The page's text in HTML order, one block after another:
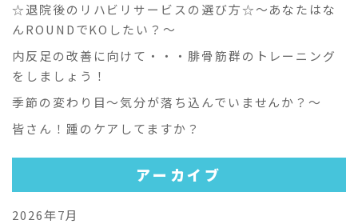
☆退院後のリハビリサービスの選び方☆～あなたはな
んROUNDでKOしたい？～
内反足の改善に向けて・・・腓骨筋群のトレーニング
をしましょう！
季節の変わり目～気分が落ち込んでいませんか？～
皆さん！踵のケアしてますか？
アーカイブ
2026年7月